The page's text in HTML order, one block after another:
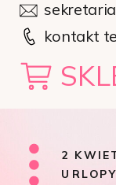
kontakt
URLOPY
2